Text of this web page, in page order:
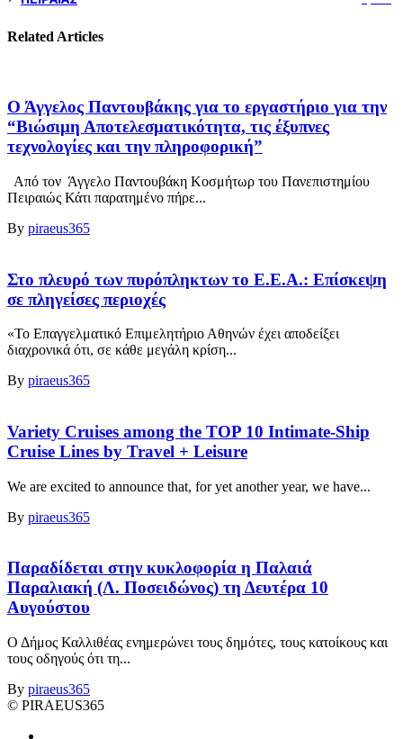
Related Articles
Ο Άγγελος Παντουβάκης για το εργαστήριο για την
“Βιώσιμη Αποτελεσματικότητα, τις έξυπνες
τεχνολογίες και την πληροφορική”
Από τον Άγγελο Παντουβάκη Κοσμήτωρ του Πανεπιστημίου
Πειραιώς Κάτι παρατημένο πήρε...
By piraeus365
Στο πλευρό των πυρόπληκτων το Ε.Ε.Α.: Επίσκεψη
σε πληγείσες περιοχές
«Το Επαγγελματικό Επιμελητήριο Αθηνών έχει αποδείξει
διαχρονικά ότι, σε κάθε μεγάλη κρίση...
By piraeus365
Variety Cruises among the TOP 10 Intimate-Ship
Cruise Lines by Travel + Leisure
We are excited to announce that, for yet another year, we have...
By piraeus365
Παραδίδεται στην κυκλοφορία η Παλαιά
Παραλιακή (Λ. Ποσειδώνος) τη Δευτέρα 10
Αυγούστου
Ο Δήμος Καλλιθέας ενημερώνει τους δημότες, τους κατοίκους και
τους οδηγούς ότι τη...
By piraeus365
© PIRAEUS365